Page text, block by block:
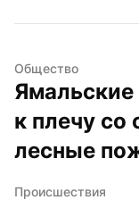
Общество
к плечу со
лесные
Происшествия